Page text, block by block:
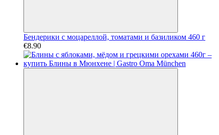
Бендерики с моцареллой, томатами и базиликом 460 г
€8.90